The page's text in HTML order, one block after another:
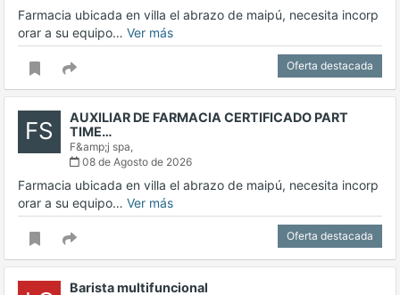
Farmacia ubicada en villa el abrazo de maipú, necesita incorp
orar a su equipo… Ver más
Oferta destacada
FS
AUXILIAR DE FARMACIA CERTIFICADO PART
TIME…
F&amp;j spa,
08 de Agosto de 2026
Farmacia ubicada en villa el abrazo de maipú, necesita incorp
orar a su equipo… Ver más
Oferta destacada
Barista multifuncional